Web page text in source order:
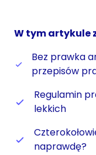
W tym artykule
Bez prawka
przepisów
Regulamin
lekkich
naprawdę?